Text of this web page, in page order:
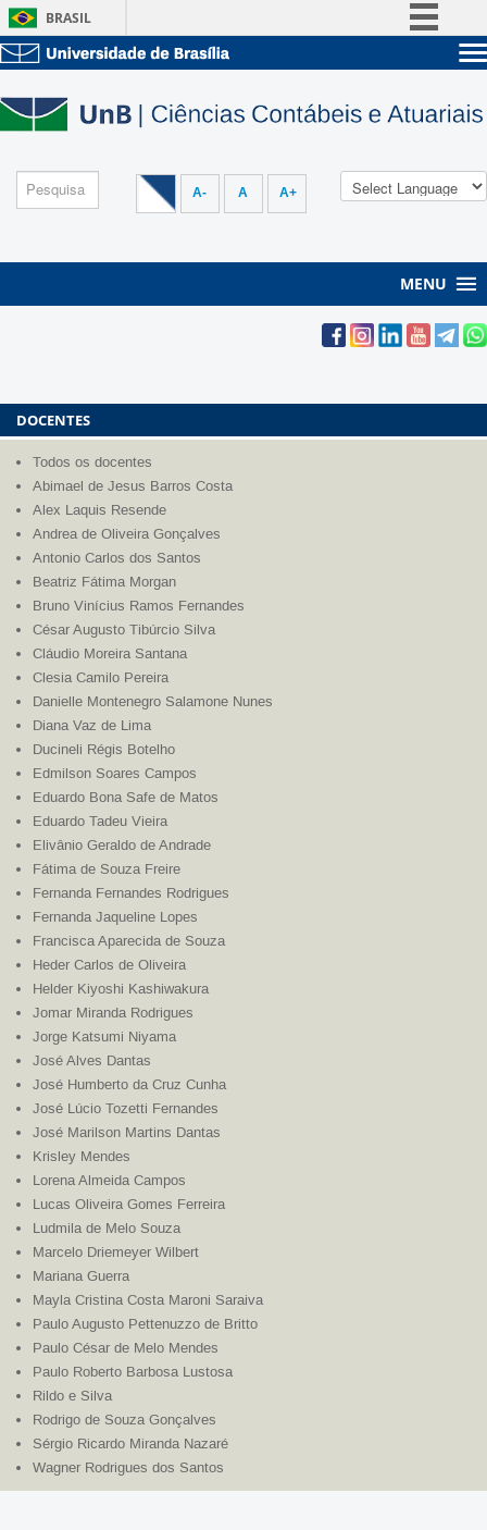
BRASIL
Participe
Legislação
Unidades acadêmicas
Estude na UnB
Administração
Servidor
A- A A+
MENU
DOCENTES
Todos os docentes
Abimael de Jesus Barros Costa
Alex Laquis Resende
Andrea de Oliveira Gonçalves
Antonio Carlos dos Santos
Beatriz Fátima Morgan
Bruno Vinícius Ramos Fernandes
César Augusto Tibúrcio Silva
Cláudio Moreira Santana
Clesia Camilo Pereira
Danielle Montenegro Salamone Nunes
Diana Vaz de Lima
Ducineli Régis Botelho
Edmilson Soares Campos
Eduardo Bona Safe de Matos
Eduardo Tadeu Vieira
Elivânio Geraldo de Andrade
Fátima de Souza Freire
Fernanda Fernandes Rodrigues
Fernanda Jaqueline Lopes
Francisca Aparecida de Souza
Heder Carlos de Oliveira
Helder Kiyoshi Kashiwakura
Jomar Miranda Rodrigues
Jorge Katsumi Niyama
José Alves Dantas
José Humberto da Cruz Cunha
José Lúcio Tozetti Fernandes
José Marilson Martins Dantas
Krisley Mendes
Lorena Almeida Campos
Lucas Oliveira Gomes Ferreira
Ludmila de Melo Souza
Marcelo Driemeyer Wilbert
Mariana Guerra
Mayla Cristina Costa Maroni Saraiva
Paulo Augusto Pettenuzzo de Britto
Paulo César de Melo Mendes
Paulo Roberto Barbosa Lustosa
Rildo e Silva
Rodrigo de Souza Gonçalves
Sérgio Ricardo Miranda Nazaré
Wagner Rodrigues dos Santos